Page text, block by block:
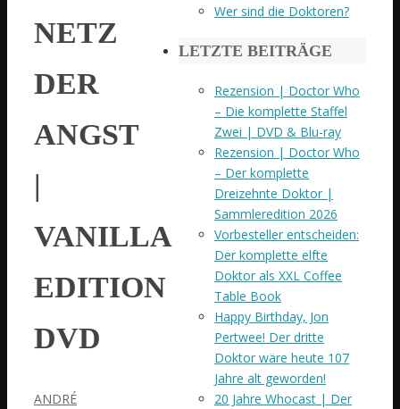
NETZ
DER
ANGST
|
VANILLA
EDITION
DVD
ANDRÉ
Wer sind die Doktoren?
LETZTE BEITRÄGE
Rezension | Doctor Who
– Die komplette Staffel
Zwei | DVD & Blu-ray
Rezension | Doctor Who
– Der komplette
Dreizehnte Doktor |
Sammleredition 2026
Vorbesteller entscheiden:
Der komplette elfte
Doktor als XXL Coffee
Table Book
Happy Birthday, Jon
Pertwee! Der dritte
Doktor wäre heute 107
Jahre alt geworden!
20 Jahre Whocast | Der